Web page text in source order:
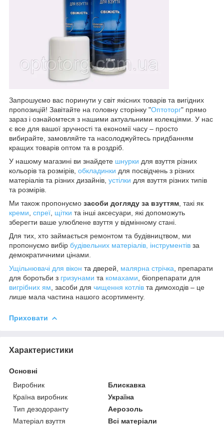
Запрошуємо вас поринути у світ якісних товарів та вигідних
пропозицій! Завітайте на головну сторінку "Оптоторг" прямо
зараз і ознайомтеся з нашими актуальними колекціями. У нас
є все для вашої зручності та економії часу – просто
вибирайте, замовляйте та насолоджуйтесь придбанням
кращих товарів оптом та в роздріб.
У нашому магазині ви знайдете шнурки для взуття різних
кольорів та розмірів, обкладинки для посвідчень з різних
матеріалів та різних дизайнів, устілки для взуття різних типів
та розмірів.
Ми також пропонуємо засоби догляду за взуттям , такі як
креми спреї щітки та інші аксесуари, які допоможуть
зберегти ваше улюблене взуття у відмінному стані.
Для тих, хто займається ремонтом та будівництвом, ми
пропонуємо вибір будівельних матеріалів, інструментів за
демократичними цінами.
Ущільнювачі для вікон та дверей, малярна стрічка , препарати
для боротьби з гризунами та комахами , біопрепарати для
вигрібних ям , засоби для чищення котлів та димоходів – це
лише мала частина нашого асортименту.
Приховати
Характеристики
Основні
Виробник
Блискавка
Країна виробник
Україна
Тип дезодоранту
Аерозоль
Матеріал взуття
Всі матеріали